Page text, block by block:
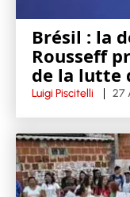
Brésil : la
Rousseff
de la lutte
Luigi Piscitelli 27